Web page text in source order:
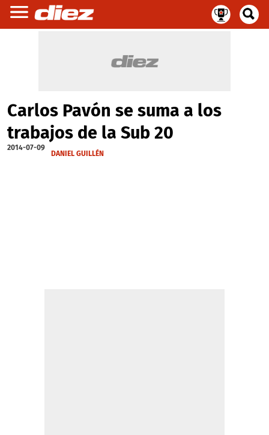
Carlos Pavón se suma a los
trabajos de la Sub 20
2014-07-09
DANIEL GUILLÉN